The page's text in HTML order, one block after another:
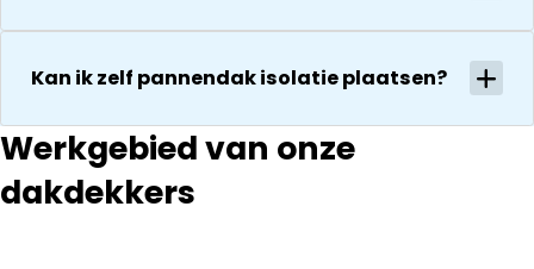
service
presentatie.
Inmiddels is
de opdracht
tot volle
Kan ik zelf pannendak isolatie plaatsen?
Werkgebied van onze
dakdekkers